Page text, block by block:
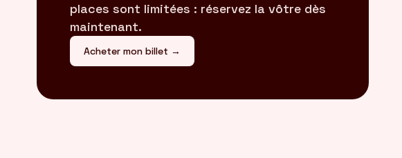
places sont limitées : réservez la vôtre dès
maintenant.
Acheter mon billet →